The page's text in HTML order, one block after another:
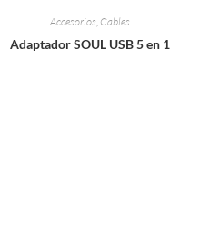
Accesorios, Cables
Adaptador SOUL USB 5 en 1